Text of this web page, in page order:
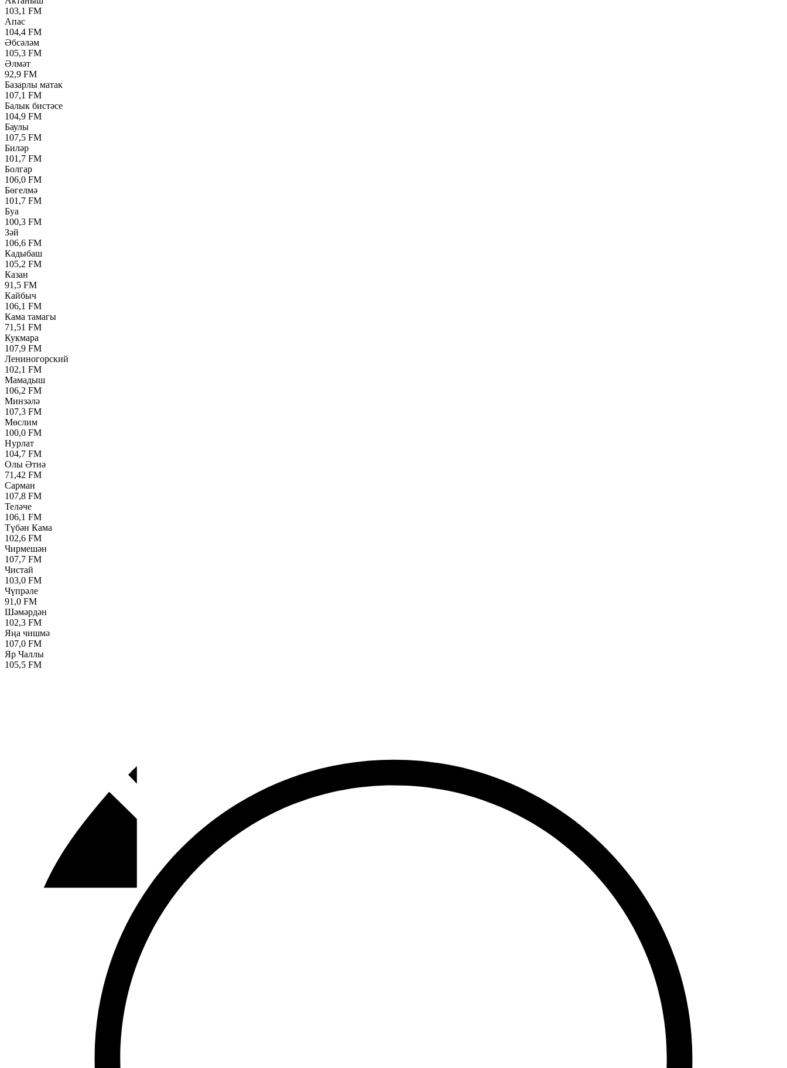
103,1 FM
Апас
104,4 FM
Әбсәләм
105,3 FM
Әлмәт
92,9 FM
Базарлы матак
107,1 FM
Балык бистәсе
104,9 FM
Баулы
107,5 FM
Биләр
101,7 FM
Болгар
106,0 FM
Бөгелмә
101,7 FM
Буа
100,3 FM
Зәй
106,6 FM
Кадыбаш
105,2 FM
Казан
91,5 FM
Кайбыч
106,1 FM
Кама тамагы
71,51 FM
Кукмара
107,9 FM
Лениногорский
102,1 FM
Мамадыш
106,2 FM
Минзәлә
107,3 FM
Мөслим
100,0 FM
Нурлат
104,7 FM
Олы Әтнә
71,42 FM
Сарман
107,8 FM
Теләче
106,1 FM
Түбән Кама
102,6 FM
Чирмешән
107,7 FM
Чистай
103,0 FM
Чүпрәле
91,0 FM
Шәмәрдән
102,3 FM
Яңа чишмә
107,0 FM
Яр Чаллы
105,5 FM